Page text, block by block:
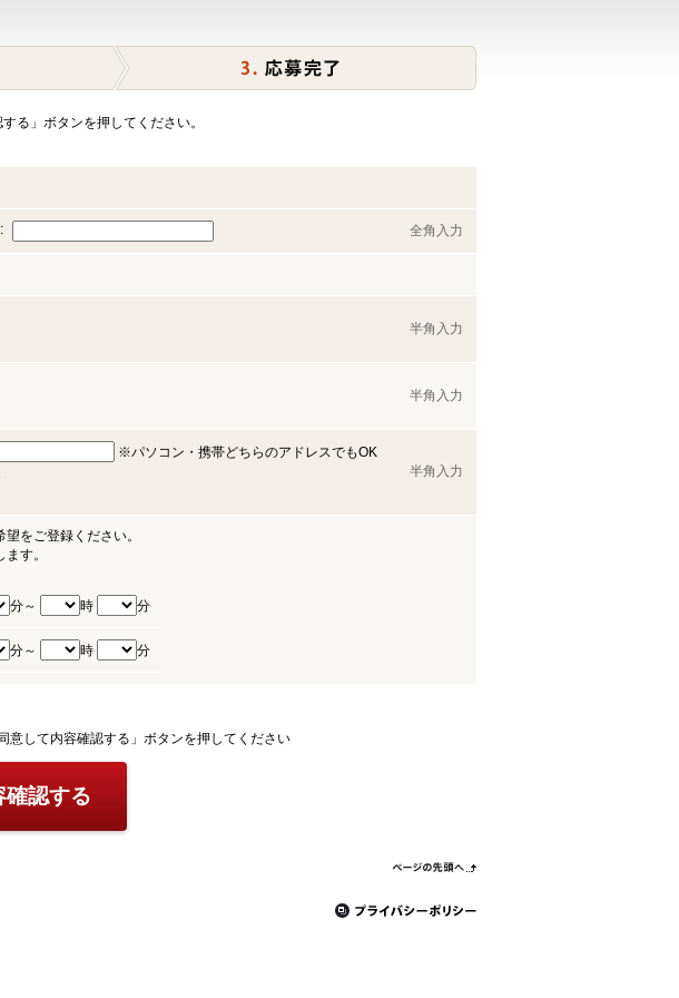
る」ボタンを押してください。
全角入力
半角入力
半角入力
※パソコン・携帯どちらのアドレスでもOK
半角入力
をご登録ください。
す。
分～ 時 分
分～ 時 分
意して内容確認する」ボタンを押してください
確認する